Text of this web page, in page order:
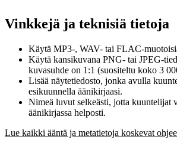
Vinkkejä ja teknisiä tietoja
Käytä MP3-, WAV- tai FLAC-
Käytä kansikuvana PNG- tai JPEG-
kuvasuhde on 1:1 (suositeltu koko 3
Lisää näytetiedosto, jonka avulla
esikuunnella äänikirjaasi.
Nimeä luvut selkeästi, jotta kuuntelijat
äänikirjassa helposti.
Lue kaikki ääntä ja metatietoja koskevat